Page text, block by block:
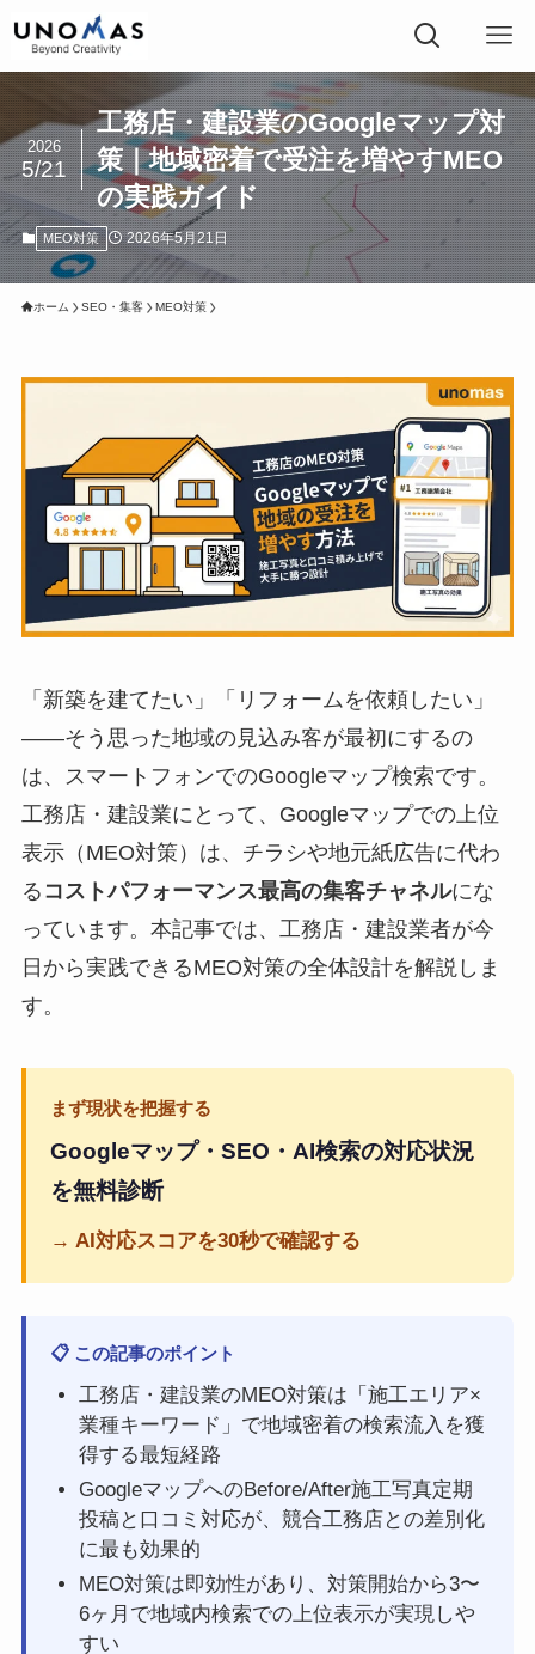
工務店・建設業のGoogleマップ対
策｜地域密着で受注を増やすMEO
の実践ガイド
2026
5/21
MEO対策 2026年5月21日
ホーム SEO・集客 MEO対策
「新築を建てたい」「リフォームを依頼したい」
——そう思った地域の見込み客が最初にするの
は、スマートフォンでのGoogleマップ検索です。
工務店・建設業にとって、Googleマップでの上位
表示（MEO対策）は、チラシや地元紙広告に代わ
る コストパフォーマンス最高の集客チャネルにな
っています。本記事では、工務店・建設業者が今
日から実践できるMEO対策の全体設計を解説しま
す。
まず現状を把握する
Googleマップ・SEO・AI検索の対応状況
を無料診断
→ AI対応スコアを30秒で確認する
📋 この記事のポイント
工務店・建設業のMEO対策は「施工エリア×
業種キーワード」で地域密着の検索流入を獲
得する最短経路
GoogleマップへのBefore/After施工写真定期
投稿と口コミ対応が、競合工務店との差別化
に最も効果的
MEO対策は即効性があり、対策開始から3〜
6ヶ月で地域内検索での上位表示が実現しや
すい